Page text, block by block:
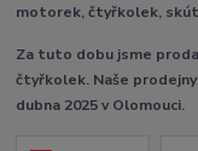
motorek, čtyřkolek,
Za tuto dobu jsme
čtyřkolek. Naše
dubna 2025 v Olomouci.